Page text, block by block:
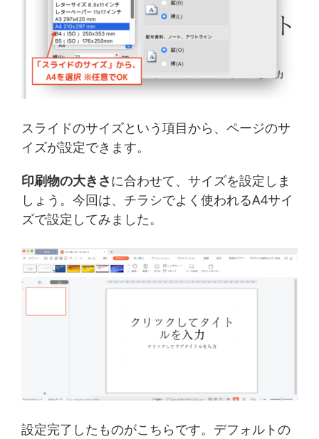
スライドのサイズという項目から、ページのサ
イズが設定できます。
印刷物の大きさに合わせて、サイズを設定しま
しょう。今回は、チラシでよく使われるA4サイ
ズで設定してみました。
設定完了したものがこちらです。デフォルトの